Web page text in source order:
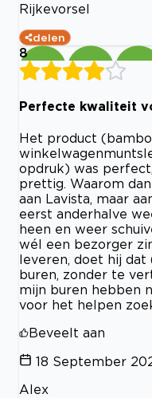
Rijkevorsel
delen
8
Perfecte kwaliteit
Het product
opdruk) was
prettig. Waarom
aan Lavista, maar
eerst anderhalve
heen en weer
wél een bezorger
leveren, doet hij
buren, zonder te
mijn buren hebben
voor het helpen
Beveelt aan
18 September
Alex